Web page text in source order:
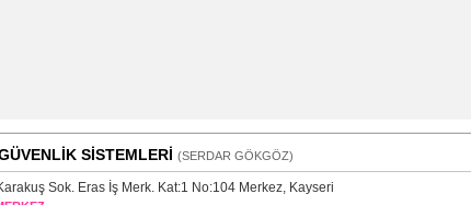
SİSTEMLERİ (SERDAR GÖKGÖZ)
Sok. Eras İş Merk. Kat:1 No:104 Merkez, Kayseri